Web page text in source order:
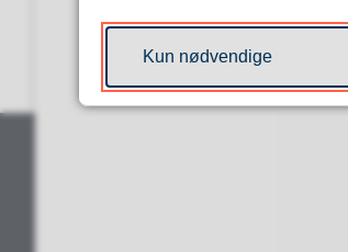
Kun nødvendige